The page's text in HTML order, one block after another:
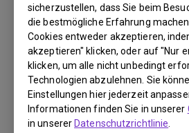
sicherzustellen, dass Sie beim
die bestmögliche Erfahrung
Cookies entweder akzeptieren,
akzeptieren" klicken, oder auf "Nur
klicken, um alle nicht unbedingt
Technologien abzulehnen. Sie
Einstellungen hier jederzeit
Informationen finden Sie in unserer
in unsererDatenschutzrichtlinie
b. den physischen Schaden
3. Halten Sie die Rechnung und
4. Verwenden Sie das Produkt
Betriebsstunden überprüft werden.
Garantieeinschränkung